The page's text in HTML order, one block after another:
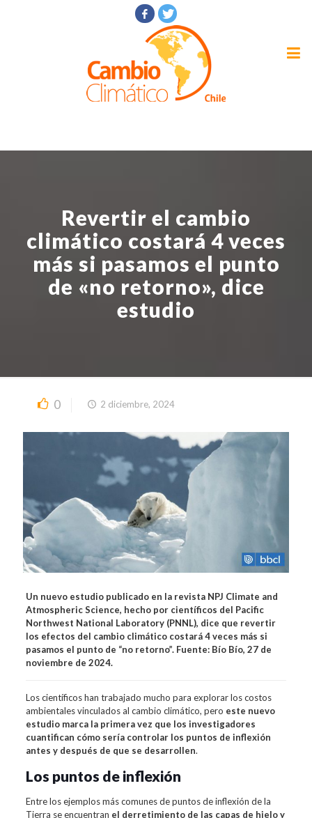
Revertir el cambio
climático costará 4 veces
más si pasamos el punto
de «no retorno», dice
estudio
0 2 diciembre, 2024
Un nuevo estudio publicado en la revista NPJ Climate and
Atmospheric Science, hecho por científicos del Pacific
Northwest National Laboratory (PNNL), dice que revertir
los efectos del cambio climático costará 4 veces más si
pasamos el punto de “no retorno”. Fuente: Bío Bío, 27 de
noviembre de 2024.
Los científicos han trabajado mucho para explorar los costos
ambientales vinculados al cambio climático, pero este nuevo
estudio marca la primera vez que los investigadores
cuantifican cómo sería controlar los puntos de inflexión
antes y después de que se desarrollen.
Los puntos de inflexión
Entre los ejemplos más comunes de puntos de inflexión de la
Tierra se encuentran el derretimiento de las capas de hielo y